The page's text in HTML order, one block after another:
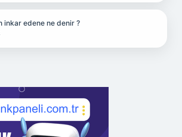
inkar edene ne denir ?